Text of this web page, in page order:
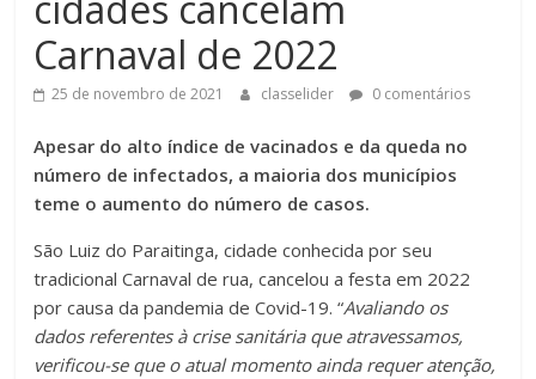
Carnaval de 2022
25 de novembro de 2021 classelider 0 comentários
Apesar do alto índice de vacinados e da queda no
número de infectados, a maioria dos municípios
teme o aumento do número de casos.
São Luiz do Paraitinga, cidade conhecida por seu
tradicional Carnaval de rua, cancelou a festa em 2022
por causa da pandemia de Covid-19. “Avaliando os
dados referentes à crise sanitária que atravessamos,
verificou-se que o atual momento ainda requer atenção,